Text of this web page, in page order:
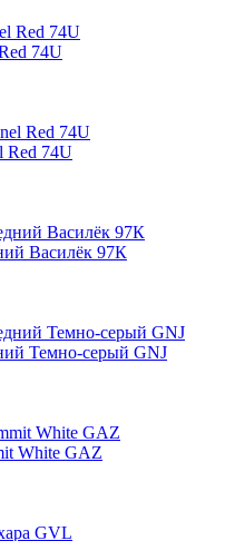
74U
Red 74U
Василёк 97К
Темно-серый GNJ
White GAZ